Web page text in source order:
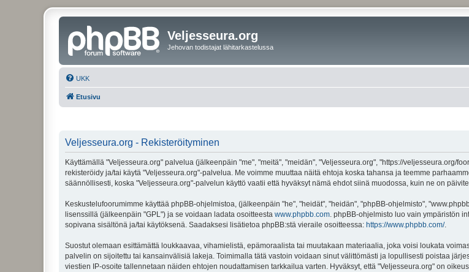
Veljesseura.org
Jehovan todistajat lähitarkastelussa
UKK
Etusivu
Veljesseura.org - Rekisteröityminen
Käyttämällä "Veljesseura.org" palvelua (jälkeenpäin "me", "meitä", "meidän", "Veljesseura.org", "https://veljesseura.org/
rekisteröidy ja/tai käytä "Veljesseura.org"-palvelua. Me voimme muuttaa näitä ehtoja koska tahansa ja teemme
säännöllisesti, koska "Veljesseura.org"-palvelun käyttö vaatii että hyväksyt nämä ehdot siinä muodossa, kuin ne on
Keskustelufoorumimme käyttää phpBB-ohjelmistoa, (jälkeenpäin "he", "heidät", "heidän", "phpBB-ohjelmisto",
lisenssillä (jälkeenpäin "GPL") ja se voidaan ladata osoitteesta www.phpbb.com. phpBB-ohjelmisto luo vain ympäristön
sopivana sisältönä ja/tai käytöksenä. Saadaksesi lisätietoa phpBB:stä vieraile osoitteessa: https://www.phpbb.com/.
Suostut olemaan esittämättä loukkaavaa, vihamielistä, epämoraalista tai muutakaan materiaalia, joka voisi loukata
palvelin on sijoitettu tai kansainvälisiä lakeja. Toimimalla tätä vastoin voidaan sinut välittömästi ja lopullisesti poistaa
viestien IP-osoite tallennetaan näiden ehtojen noudattamisen tarkkailua varten. Hyväksyt, että "Veljesseura.org" on